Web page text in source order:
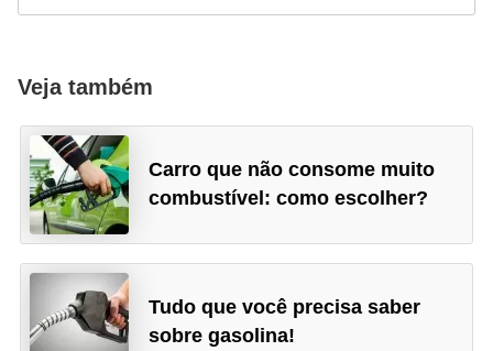
Veja também
Carro que não consome muito
combustível: como escolher?
Tudo que você precisa saber
sobre gasolina!
u
i
n
g
V
e
í
u